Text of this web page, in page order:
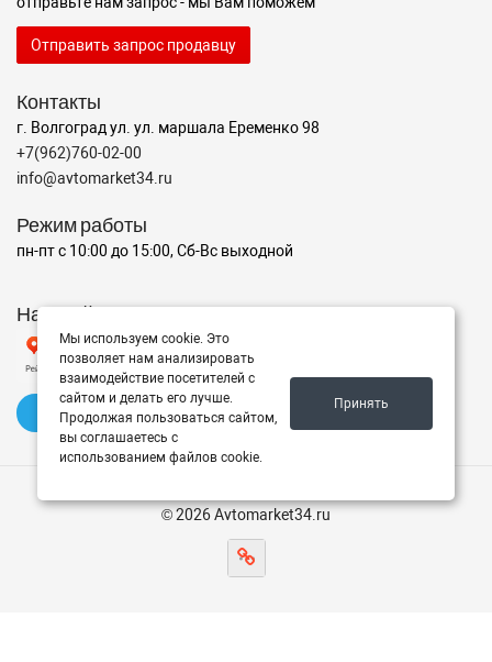
Отправить запрос продавцу
Контакты
г. Волгоград ул. ул. маршала Еременко 98
+7(962)760-02-00
info@avtomarket34.ru
Режим работы
пн-пт с 10:00 до 15:00, Сб-Вс выходной
Наш рейтинг на Яндексе
✍️ Оставить отзыв
© 2026 Avtomarket34.ru
Мы используем cookie. Это
позволяет нам анализировать
взаимодействие посетителей с
сайтом и делать его лучше.
Продолжая пользоваться сайтом,
вы соглашаетесь с
использованием файлов cookie.
Принять